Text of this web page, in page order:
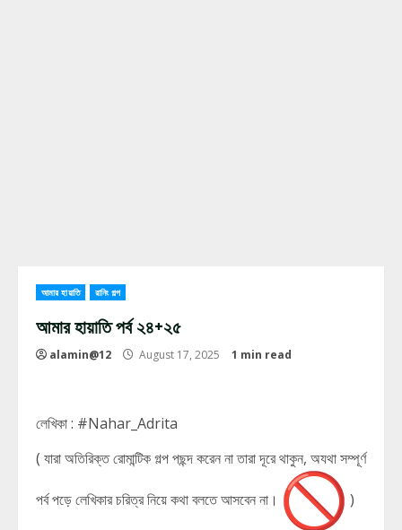
আমার হায়াতি রানিং গল্প
আমার হায়াতি পর্ব ২৪+২৫
alamin@12 August 17, 2025 1 min read
লেখিকা : #Nahar_Adrita
( যারা অতিরিক্ত রোমান্টিক গল্প পছন্দ করেন না তারা দূরে থাকুন, অযথা সম্পূর্ণ
পর্ব পড়ে লেখিকার চরিত্র নিয়ে কথা বলতে আসবেন না। )